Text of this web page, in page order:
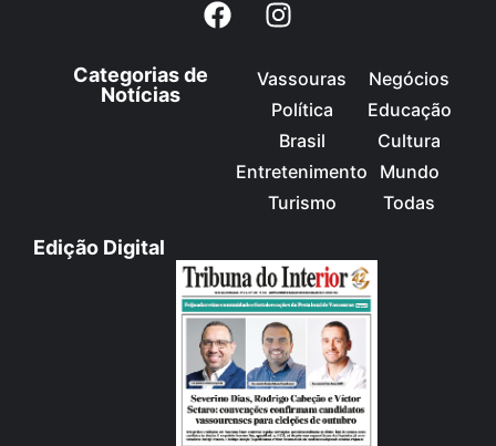
Categorias de
Notícias
Vassouras
Política
Brasil
Entretenimento
Turismo
Negócios
Educação
Cultura
Mundo
Todas
Edição Digital